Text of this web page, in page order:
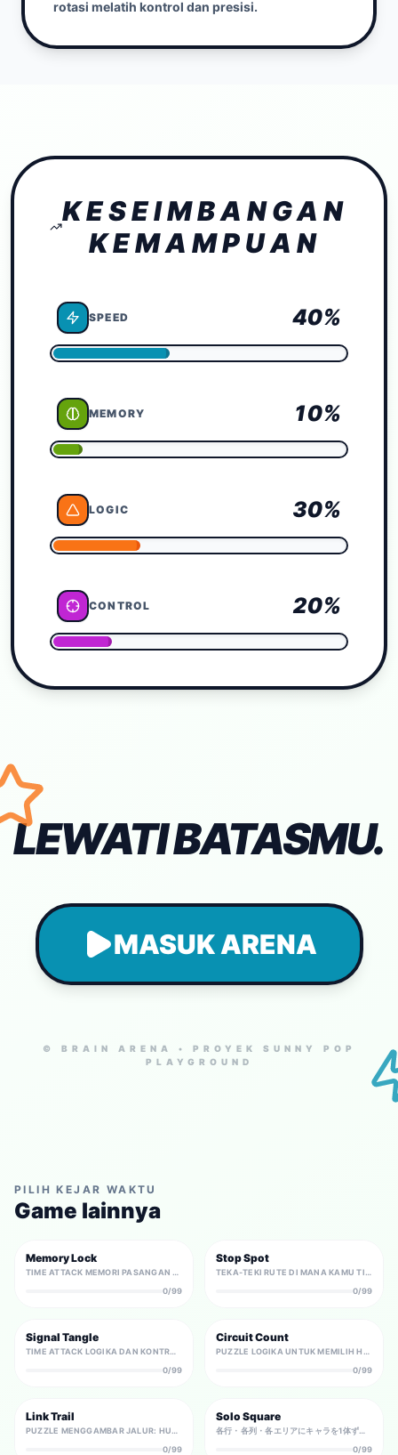
rotasi melatih kontrol dan presisi.
KESEIMBANGAN
KEMAMPUAN
SPEED 40%
MEMORY 10%
LOGIC 30%
CONTROL 20%
LEWATI BATASMU.
MASUK ARENA
© BRAIN ARENA • PROYEK SUNNY POP
PLAYGROUND
PILIH KEJAR WAKTU
Game lainnya
Memory Lock
TIME ATTACK MEMORI PASANGAN KARTU DENGAN FLASH 2 DETIK DAN PENALTI KESALAHAN.
0/99
Stop Spot
TEKA-TEKI RUTE DI MANA KAMU TIDAK BISA BERHENTI SESUKA HATI. RANCANG TITIK BERHENTI, SELESAIKAN SEMUA SPOT, LALU BERHENTI DI PINTU KELUAR.
0/99
Signal Tangle
TIME ATTACK LOGIKA DAN KONTROL UNTUK MELEPASKAN JALUR SINYAL KUSUT DALAM URUTAN YANG TEPAT.
0/99
Circuit Count
PUZZLE LOGIKA UNTUK MEMILIH HANYA KONEKSI YANG DIPERLUKAN DARI BANYAK GARIS KANDIDAT AGAR ANGKA NODE TERPENUHI.
0/99
Link Trail
PUZZLE MENGGAMBAR JALUR: HUBUNGKAN PASANGAN KARAKTER BRAINTYPE YANG SAMA DENGAN GARIS YANG TIDAK PERNAH BERSILANGAN.
0/99
Solo Square
各行・各列・各エリアにキャラを1体ずつ。となり合わせ禁止の消去法で唯一の配置を導くロジックパズル。
0/99